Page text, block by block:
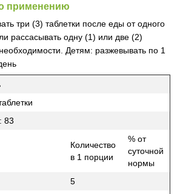
применению
три (3) таблетки после еды от одного
рассасывать одну (1) или две (2)
Детям: разжевывать по 1
83
Количество
в 1 порции
% от
суточной
нормы
5